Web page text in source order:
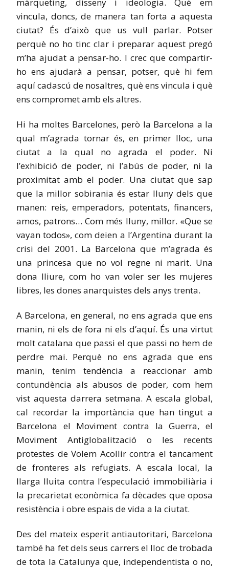
vincula, doncs, de manera tan forta a aquesta
ciutat? És d’això que us vull parlar. Potser
perquè no ho tinc clar i preparar aquest pregó
m’ha ajudat a pensar-ho. I crec que compartir-
ho ens ajudarà a pensar, potser, què hi fem
aquí cadascú de nosaltres, què ens vincula i què
ens compromet amb els altres.
Hi ha moltes Barcelones, però la Barcelona a la
qual m’agrada tornar és, en primer lloc, una
ciutat a la qual no agrada el poder. Ni
l’exhibició de poder, ni l’abús de poder, ni la
proximitat amb el poder. Una ciutat que sap
que la millor sobirania és estar lluny dels que
manen: reis, emperadors, potentats, financers,
amos, patrons… Com més lluny, millor. «Que se
vayan todos», com deien a l’Argentina durant la
crisi del 2001. La Barcelona que m’agrada és
una princesa que no vol regne ni marit. Una
dona lliure, com ho van voler ser les mujeres
libres, les dones anarquistes dels anys trenta.
A Barcelona, en general, no ens agrada que ens
manin, ni els de fora ni els d’aquí. És una virtut
molt catalana que passi el que passi no hem de
perdre mai. Perquè no ens agrada que ens
manin, tenim tendència a reaccionar amb
contundència als abusos de poder, com hem
vist aquesta darrera setmana. A escala global,
cal recordar la importància que han tingut a
Barcelona el Moviment contra la Guerra, el
Moviment Antiglobalització o les recents
protestes de Volem Acollir contra el tancament
de fronteres als refugiats. A escala local, la
llarga lluita contra l’especulació immobiliària i
la precarietat econòmica fa dècades que oposa
resistència i obre espais de vida a la ciutat.
Des del mateix esperit antiautoritari, Barcelona
també ha fet dels seus carrers el lloc de trobada
de tota la Catalunya que, independentista o no,